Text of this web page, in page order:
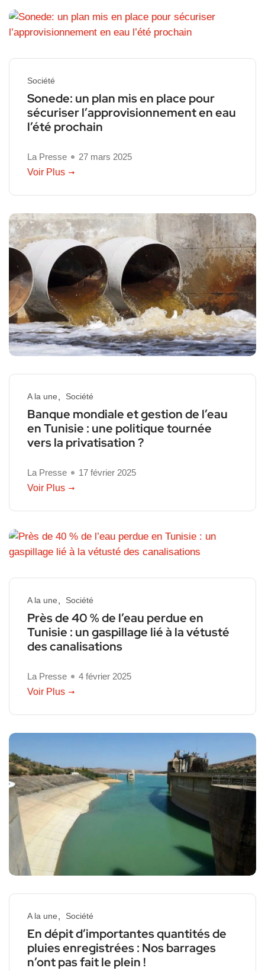
Société
Sonede: un plan mis en place pour
sécuriser l’approvisionnement en eau
l’été prochain
La Presse
27 mars 2025
Voir Plus
A la une Société
Banque mondiale et gestion de l’eau
en Tunisie : une politique tournée
vers la privatisation ?
La Presse
17 février 2025
Voir Plus
A la une Société
Près de 40 % de l’eau perdue en
Tunisie : un gaspillage lié à la vétusté
des canalisations
La Presse
4 février 2025
Voir Plus
A la une Société
En dépit d’importantes quantités de
pluies enregistrées : Nos barrages
n’ont pas fait le plein !